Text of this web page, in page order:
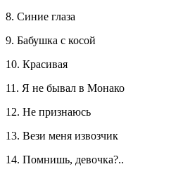
8. Синие глаза
9. Бабушка с косой
10. Красивая
11. Я не бывал в Монако
12. Не признаюсь
13. Вези меня извозчик
14. Помнишь, девочка?..